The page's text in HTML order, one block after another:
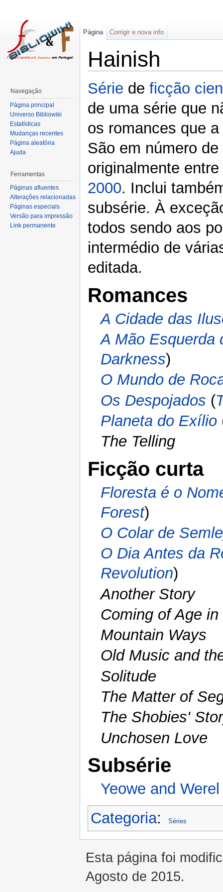
Hainish
Série de ficção
de uma série que
os romances que
São em número
originalmente entre
2000. Inclui
subsérie. À
todos sendo aos
intermédio de
editada.
Romances
A Cidade das
A Mão Esquerda
Darkness)
O Mundo de
Os Despojados (
Planeta do Exílio
The Telling
Ficção curta
Floresta é o
Forest)
O Colar de
O Dia Antes da
Revolution)
Another Story
Coming of Age in
Mountain Ways
Old Music and
Solitude
The Matter of
The Shobies'
Unchosen Love
Subsérie
Yeowe and Werel
Categoria: Séries
Página Corrigir e nova info
Navegação
Página principal
Universo Bibliowiki
Estatísticas
Mudanças recentes
Página aleatória
Ajuda
Ferramentas
Páginas afluentes
Alterações relacionadas
Páginas especiais
Versão para impressão
Link permanente
Esta página foi
Agosto de 2015.